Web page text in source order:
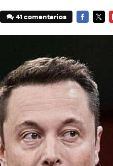
41 comentarios